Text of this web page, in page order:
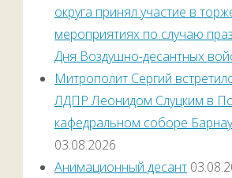
округа принял участие в
мероприятиях по случаю
Дня Воздушно-десантных
Митрополит Сергий
ЛДПР Леонидом Слуцким в
кафедральном соборе
03.08.2026
Анимационный десант